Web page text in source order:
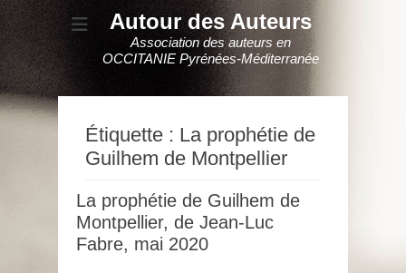
Autour des Auteurs
Association des auteurs en
OCCITANIE Pyrénées-Méditerranée
Étiquette : La prophétie de
Guilhem de Montpellier
La prophétie de Guilhem de
Montpellier, de Jean-Luc
Fabre, mai 2020